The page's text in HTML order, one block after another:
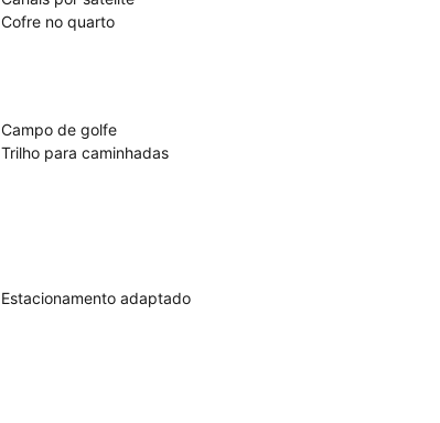
Cofre no quarto
Campo de golfe
Trilho para caminhadas
Estacionamento adaptado